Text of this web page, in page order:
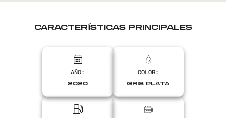
CARACTERÍSTICAS PRINCIPALES
AÑO:
2020
COLOR:
GRIS PLATA